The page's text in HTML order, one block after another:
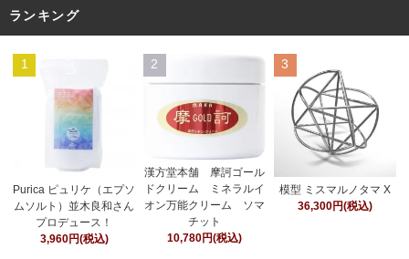
ランキング
1
Purica ピュリケ（エプソ
ムソルト）並木良和さん
プロデュース！
3,960円(税込)
2
漢方堂本舗 摩訶ゴール
ドクリーム ミネラルイ
オン万能クリーム ソマ
チット
10,780円(税込)
3
模型 ミスマルノタマ X
36,300円(税込)